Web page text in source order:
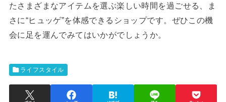
たさまざまなアイテムを選ぶ楽しい時間を過ごせる、ま
さに“ヒュッゲ”を体感できるショップです。ぜひこの機
会に足を運んでみてはいかがでしょうか。
ライフスタイル